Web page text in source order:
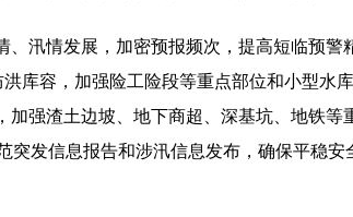
汛情发展，加密预报频次，提高短临预
库容，加强险工险段等重点部位和小型
强渣土边坡、地下商超、深基坑、地铁
发信息报告和涉汛信息发布，确保平稳安